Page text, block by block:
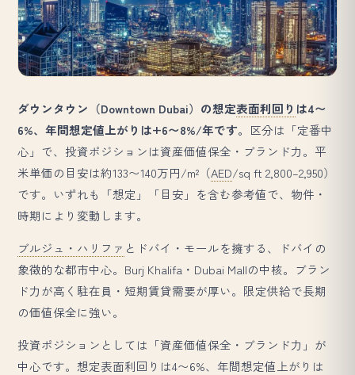
ダウンタウン（Downtown Dubai）の想定表面利回り は4〜
6%、年間想定値上がりは+6〜8%/年です。 区分は「定番中
心」で、投資ポジションは資産価値保全・ブランド力。平
米単価の目安は約133〜140万円/m²（AED/sq ft 2,800–2,950）
です。いずれも「想定」「目安」を含む参考値で、物件・
時期により変動します。
ブルジュ・ハリファ とドバイ・モールを擁する、ドバイの
象徴的な都市中心。Burj Khalifa・Dubai Mallの中核。ブラン
ド力が高く駐在員・短期賃貸需要が厚い。限定供給で長期
の価値保全に強い。
投資ポジションとしては「資産価値保全・ブランド力」が
中心です。想定表面利回りは4〜6%、年間想定値上がりは